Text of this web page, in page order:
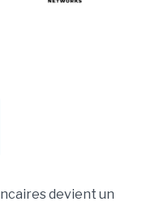
devient un